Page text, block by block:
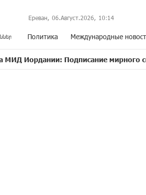
Ереван, 06.Август.2026, 10:14
Политика Международные
Подписание мирного